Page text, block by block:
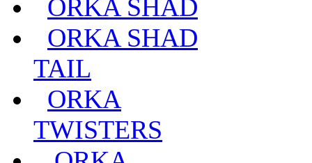
ORKA SHAD
ORKA SHAD
TAIL
ORKA
TWISTERS